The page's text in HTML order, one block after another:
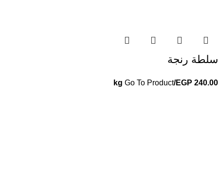
سلطة رنجة
EGP 240.00
/kg
Go To Product